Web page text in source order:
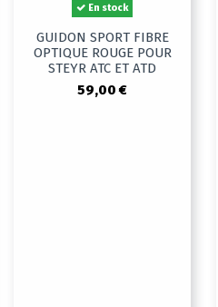
En stock
GUIDON SPORT FIBRE
OPTIQUE ROUGE POUR
STEYR ATC ET ATD
59,00 €